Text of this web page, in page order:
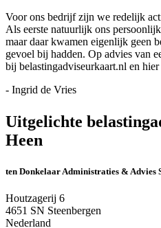
Voor ons bedrijf zijn we redelijk
Als eerste natuurlijk ons
maar daar kwamen eigenlijk geen
gevoel bij hadden. Op advies van
bij belastingadviseurkaart.nl en
- Ingrid de Vries
Uitgelichte
Heen
ten Donkelaar Administraties & Advies
Houtzagerij 6
4651 SN Steenbergen
Nederland